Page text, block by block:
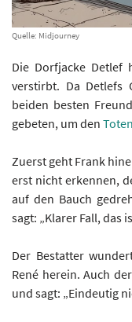
Quelle: Midjourney
Die Dorfjacke
verstirbt. Da Detlefs
beiden besten
gebeten, um den
Zuerst geht Frank
erst nicht erkennen,
auf den Bauch
sagt: „Klarer Fall, das
Der Bestatter
René herein. Auch
und sagt: „Eindeutig